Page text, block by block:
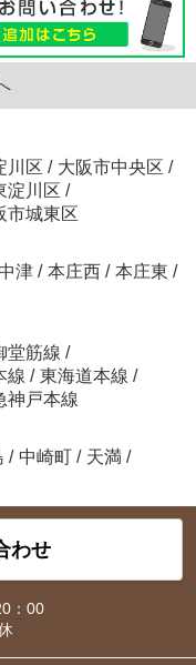
川区 / 大阪市中央区 /
淀川区 /
市城東区
中津 / 本庄西 / 本庄東 /
堂筋線 /
線 / 東海道本線 /
神戸本線
/ 中崎町 / 天満 /
わせ
：00